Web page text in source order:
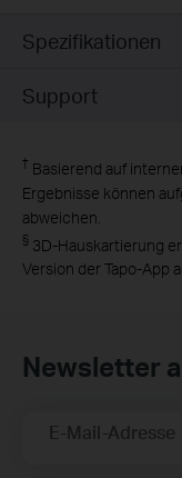
Spezifikationen
Support
† Basierend auf
Ergebnisse können
abweichen.
§ 3D-Hauskartierung
Version der Tapo-App
Newsletter
E-Mail-Adresse